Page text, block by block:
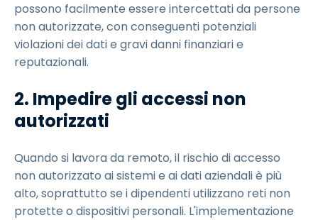
possono facilmente essere intercettati da persone
non autorizzate, con conseguenti potenziali
violazioni dei dati e gravi danni finanziari e
reputazionali.
2. Impedire gli accessi non
autorizzati
Quando si lavora da remoto, il rischio di accesso
non autorizzato ai sistemi e ai dati aziendali è più
alto, soprattutto se i dipendenti utilizzano reti non
protette o dispositivi personali. L'implementazione